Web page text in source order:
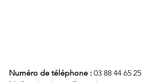
Numéro de téléphone : 03 88 44 65 25